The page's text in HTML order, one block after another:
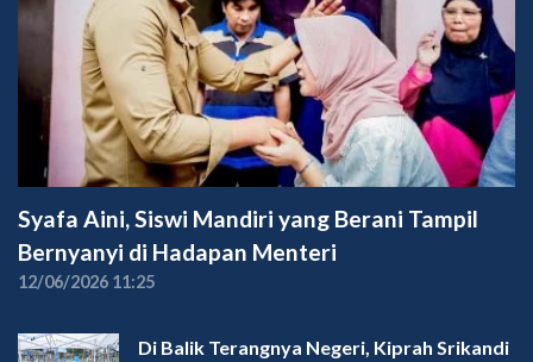
Syafa Aini, Siswi Mandiri yang Berani Tampil
Bernyanyi di Hadapan Menteri
12/06/2026 11:25
Di Balik Terangnya Negeri, Kiprah Srikandi